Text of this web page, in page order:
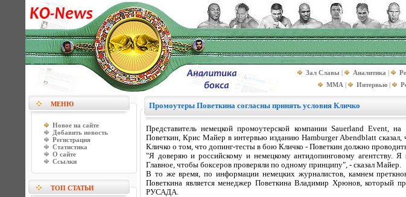
Зал Славы | Аналитика |
MMA | Интервью |
МЕНЮ
Новое на сайте
Добавить новость
Регистрация
Статистика
О сайте
Ссылки
ТОП СТАТЬИ
Промоутеры Поветкина согласны принять условия Кличко
Представитель немецкой промоутерской компании Sauerland Event,
Поветкин, Крис Майер в интервью изданию Hamburger Abendblatt
Кличко о том, что допинг-тесты в бою Кличко - Поветкин должно
"Я доверяю и российскому и немецкому антидопинговому агентству.
Главное, чтобы боксеров проверяли по одному принципу", - сказал Майер.
В то же время, по информации немецких журналистов, камнем
Поветкина является менеджер Поветкина Владимир Хрюнов, который
РУСАДА.